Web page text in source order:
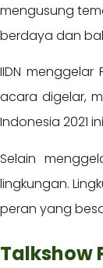
mengusung
berdaya dan
IIDN menggelar
acara digelar,
Indonesia 2021
Selain
lingkungan.
peran yang
Talkshow